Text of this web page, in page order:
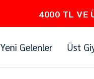
PEŞİN
Yeni Gelenler Üst